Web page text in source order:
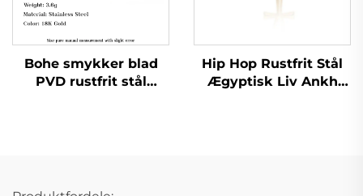
Bohe smykker blad
PVD rustfrit stål
Hip Hop Rustfrit Stål
Ægyptisk Liv Ankh